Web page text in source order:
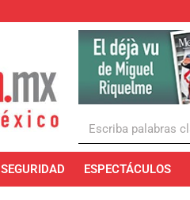
SEGURIDAD ESPECTÁCULOS